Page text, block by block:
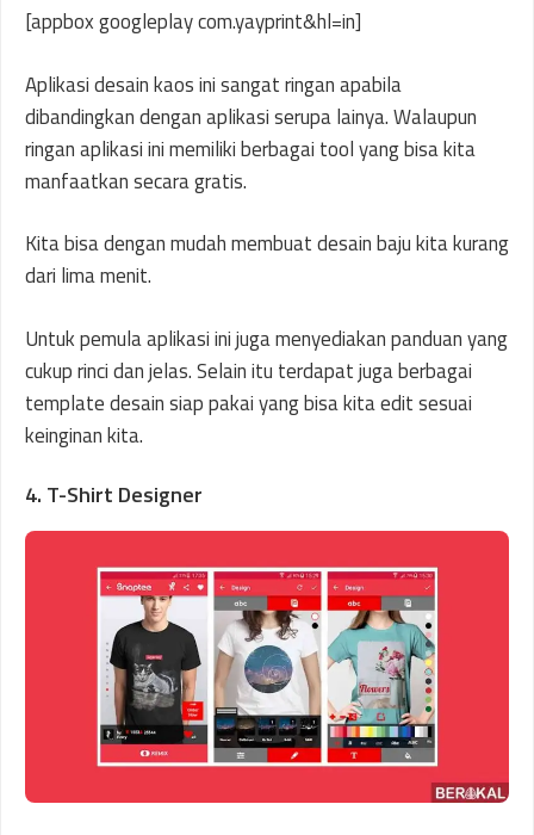
[appbox googleplay com.yayprint&hl=in]
Aplikasi desain kaos ini sangat ringan apabila
dibandingkan dengan aplikasi serupa lainya. Walaupun
ringan aplikasi ini memiliki berbagai tool yang bisa kita
manfaatkan secara gratis.
Kita bisa dengan mudah membuat desain baju kita kurang
dari lima menit.
Untuk pemula aplikasi ini juga menyediakan panduan yang
cukup rinci dan jelas. Selain itu terdapat juga berbagai
template desain siap pakai yang bisa kita edit sesuai
keinginan kita.
4. T-Shirt Designer